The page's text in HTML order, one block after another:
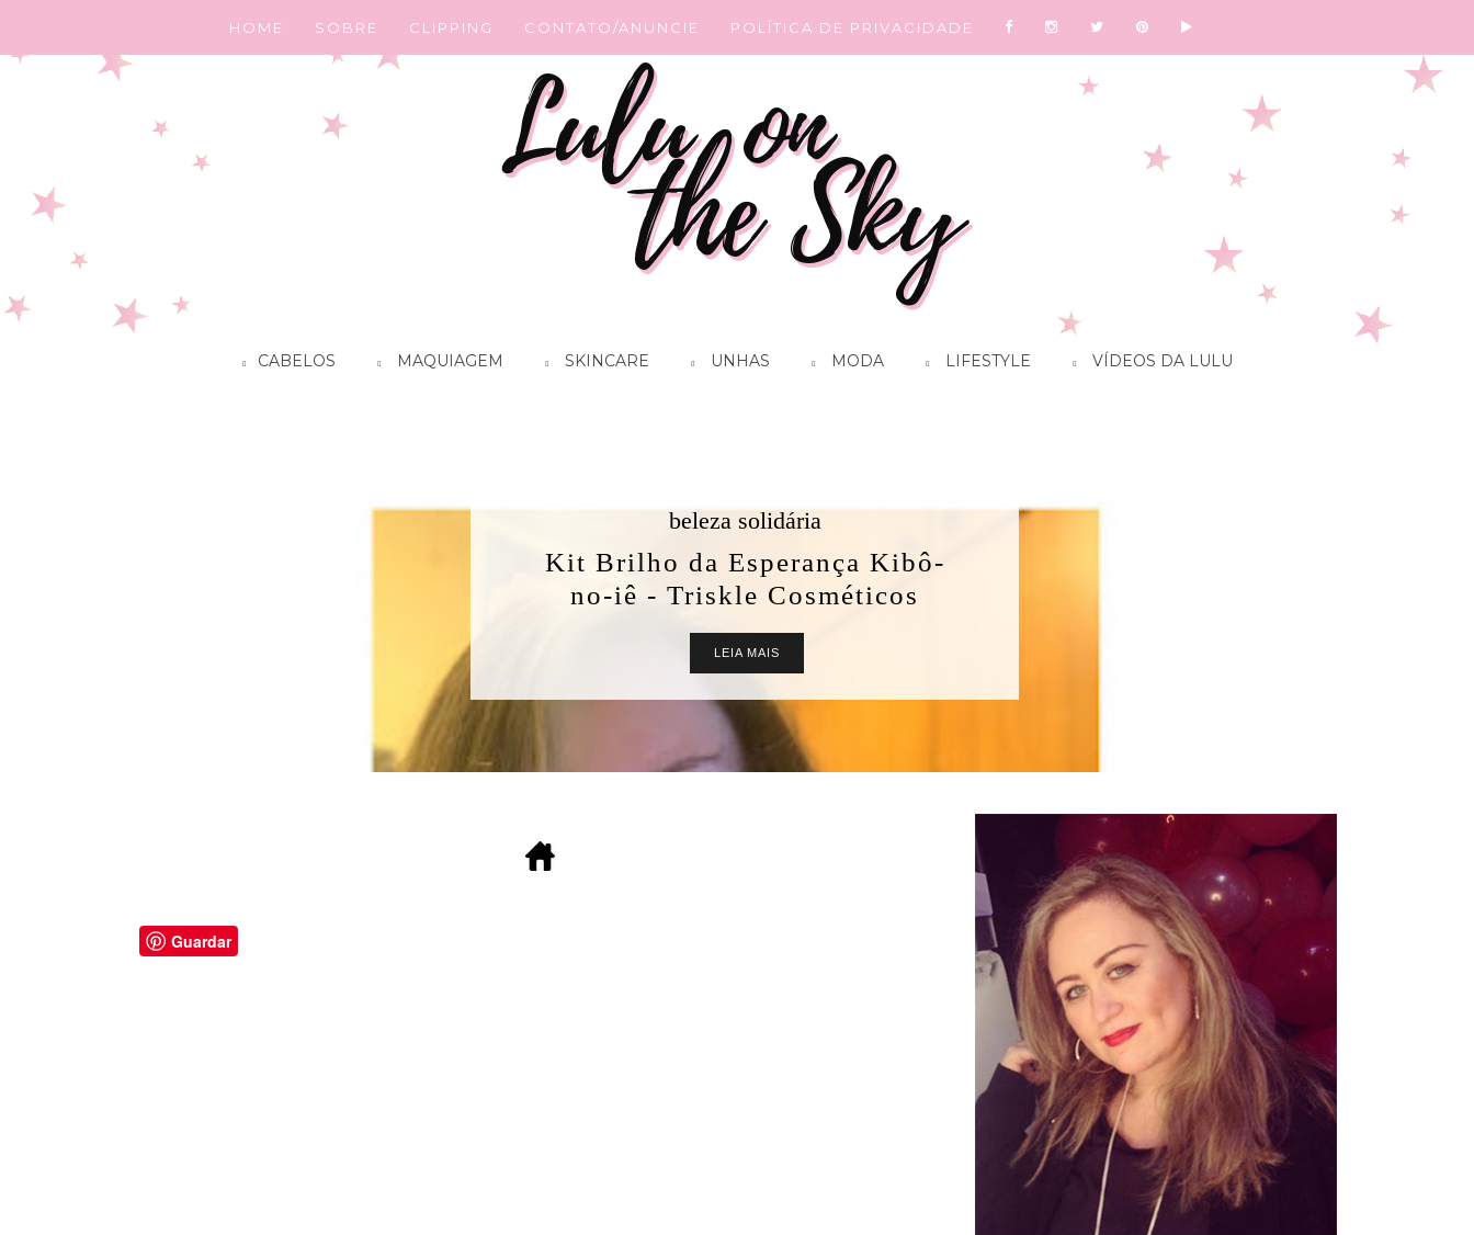
HOME SOBRE CLIPPING CONTATO/ANUNCIE POLÍTICA DE PRIVACIDADE
CABELOS MAQUIAGEM SKINCARE UNHAS MODA LIFESTYLE VÍDEOS DA LULU
beleza solidária
Kit Brilho da Esperança Kibô-
no-iê - Triskle Cosméticos
LEIA MAIS
Guardar